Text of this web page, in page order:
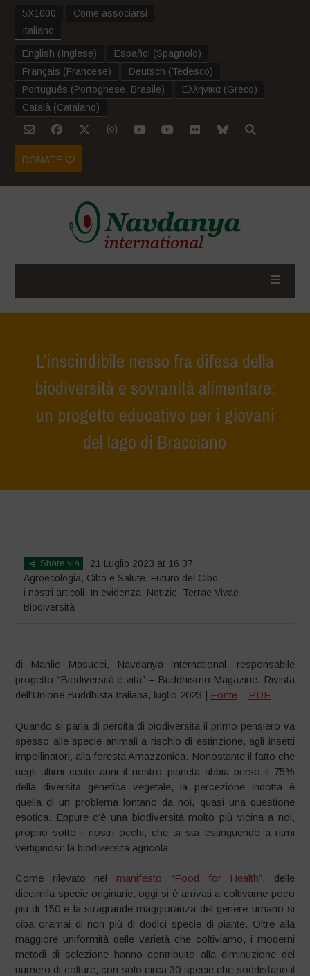
5X1000
Come associarsi
Italiano
English (Inglese) Español (Spagnolo)
Français (Francese) Deutsch (Tedesco)
Português (Portoghese, Brasile) Ελληνικα (Greco)
Català (Catalano)
DONATE
L’inscindibile nesso fra difesa della
biodiversità e sovranità alimentare:
un progetto educativo per i giovani
del lago di Bracciano
Share via
21 Luglio 2023 at 16:37
Agroecologia, Cibo e Salute, Futuro del Cibo
i nostri articoli, In evidenza, Notizie, Terrae Vivae
Biodiversità
di Manlio Masucci, Navdanya International, responsabile
progetto “Biodiversità è vita” – Buddhismo Magazine, Rivista
dell’Unione Buddhista Italiana, luglio 2023 | Fonte – PDF
Quando si parla di perdita di biodiversità il primo pensiero va
spesso alle specie animali a rischio di estinzione, agli insetti
impollinatori, alla foresta Amazzonica. Nonostante il fatto che
negli ultimi cento anni il nostro pianeta abbia perso il 75%
della diversità genetica vegetale, la percezione indotta è
quella di un problema lontano da noi, quasi una questione
esotica. Eppure c’è una biodiversità molto più vicina a noi,
proprio sotto i nostri occhi, che si sta estinguendo a ritmi
vertiginosi: la biodiversità agricola.
Come rilevato nel manifesto “Food for Health”, delle
diecimila specie originarie, oggi si è arrivati a coltivarne poco
più di 150 e la stragrande maggioranza del genere umano si
ciba oramai di non più di dodici specie di piante. Oltre alla
maggiore uniformità delle varietà che coltiviamo, i moderni
metodi di selezione hanno contribuito alla diminuzione del
numero di colture, con solo circa 30 specie che soddisfano il